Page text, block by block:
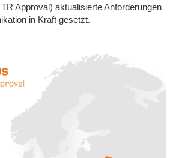
Approval) aktualisierte Anforderungen
in Kraft gesetzt.